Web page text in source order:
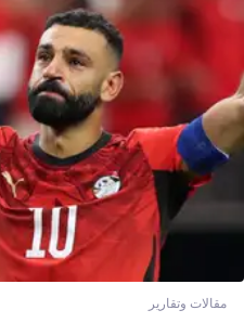
مقالات وتقارير